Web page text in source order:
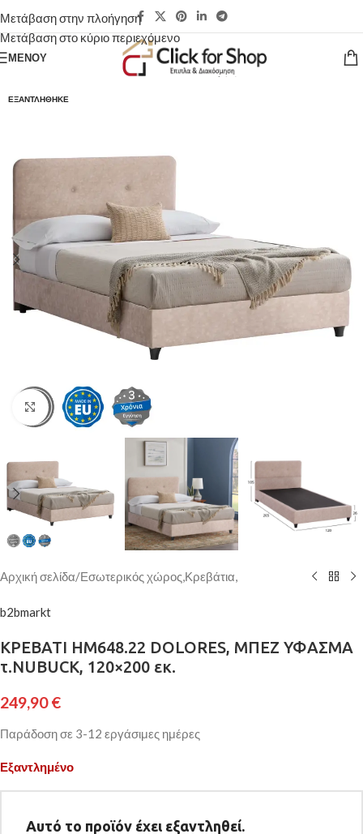
Μετάβαση στην πλοήγηση
Μετάβαση στο κύριο περιεχόμενο
ΜΕΝΟΎ
ΕΞΑΝΤΛΉΘΗΚΕ
Κάντε κλικ για μεγέθυνση
Αρχική σελίδα/Εσωτερικός χώρος,Κρεβάτια,
b2bmarkt
ΚΡΕΒΑΤΙ HM648.22 DOLORES, ΜΠΕΖ ΥΦΑΣΜΑ
τ.NUBUCK, 120×200 εκ.
249,90€
Παράδοση σε 3-12 εργάσιμες ημέρες
Εξαντλημένο
Αυτό το προϊόν έχει εξαντληθεί.